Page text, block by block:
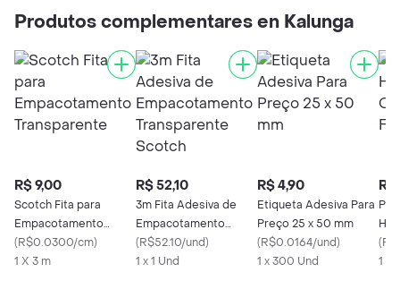
Produtos complementares en Kalunga
R$ 9,00
Scotch Fita para
Empacotamento
Transparente
(R$0.0300/cm)
1 X 3 m
R$ 52,10
3m Fita Adesiva de
Empacotamento
Transparente Scotch
(R$52.10/und)
1 x 1 Und
R$ 4,90
Etiqueta Adesiva Para
Preço 25 x 50 mm
(R$0.0164/und)
1 x 300 Und
R$
(
1 X